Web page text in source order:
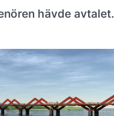
hävde avtalet.